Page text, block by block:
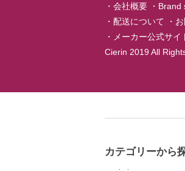
・ 会社概要 ・ Brand
・ 配送について ・
・ メーカー公式サイ
Cierin 2019 All
カテゴリーから